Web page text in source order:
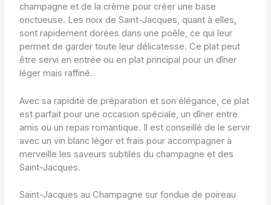
champagne et de la crème pour créer une base
onctueuse. Les noix de Saint-Jacques, quant à elles,
sont rapidement dorées dans une poêle, ce qui leur
permet de garder toute leur délicatesse. Ce plat peut
être servi en entrée ou en plat principal pour un dîner
léger mais raffiné.
Avec sa rapidité de préparation et son élégance, ce plat
est parfait pour une occasion spéciale, un dîner entre
amis ou un repas romantique. Il est conseillé de le servir
avec un vin blanc léger et frais pour accompagner à
merveille les saveurs subtiles du champagne et des
Saint-Jacques.
Saint-Jacques au Champagne sur fondue de poireau